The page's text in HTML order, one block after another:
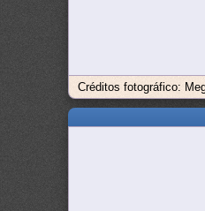
Créditos fotográfico: